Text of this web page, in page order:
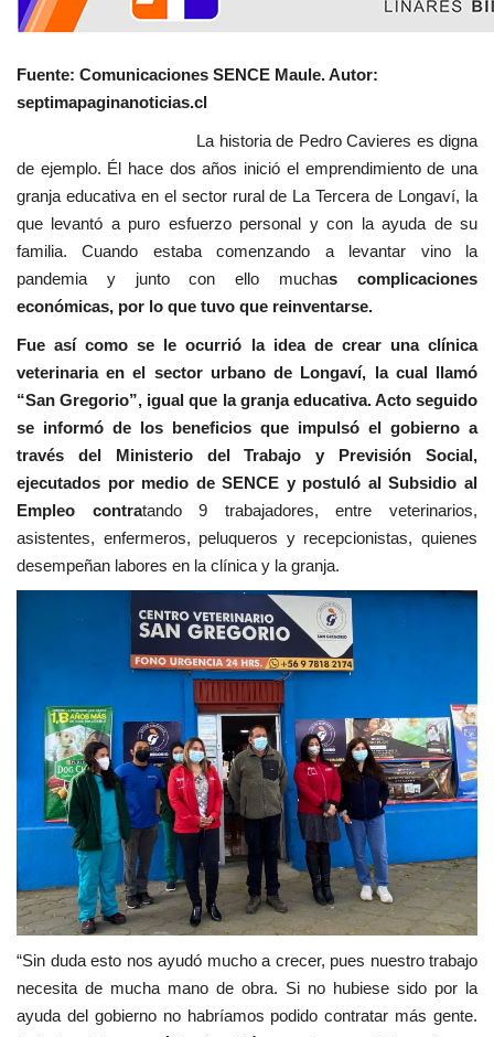
Fuente: Comunicaciones SENCE Maule. Autor:
septimapaginanoticias.cl
La historia de Pedro Cavieres es digna
de ejemplo. Él hace dos años inició el emprendimiento de una
granja educativa en el sector rural de La Tercera de Longaví, la
que levantó a puro esfuerzo personal y con la ayuda de su
familia. Cuando estaba comenzando a levantar vino la
pandemia y junto con ello muchas complicaciones
económicas, por lo que tuvo que reinventarse.
Fue así como se le ocurrió la idea de crear una clínica
veterinaria en el sector urbano de Longaví, la cual llamó
“San Gregorio”, igual que la granja educativa. Acto seguido
se informó de los beneficios que impulsó el gobierno a
través del Ministerio del Trabajo y Previsión Social,
ejecutados por medio de SENCE y postuló al Subsidio al
Empleo contratando 9 trabajadores, entre veterinarios,
asistentes, enfermeros, peluqueros y recepcionistas, quienes
desempeñan labores en la clínica y la granja.
“Sin duda esto nos ayudó mucho a crecer, pues nuestro trabajo
necesita de mucha mano de obra. Si no hubiese sido por la
ayuda del gobierno no habríamos podido contratar más gente.